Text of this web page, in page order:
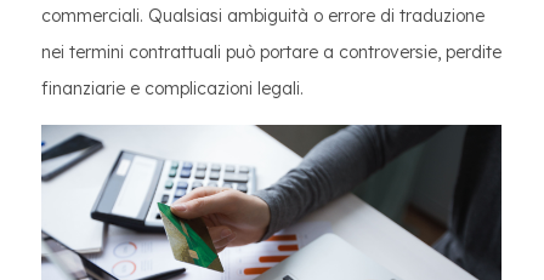
commerciali. Qualsiasi ambiguità o errore di traduzione
nei termini contrattuali può portare a controversie, perdite
finanziarie e complicazioni legali.